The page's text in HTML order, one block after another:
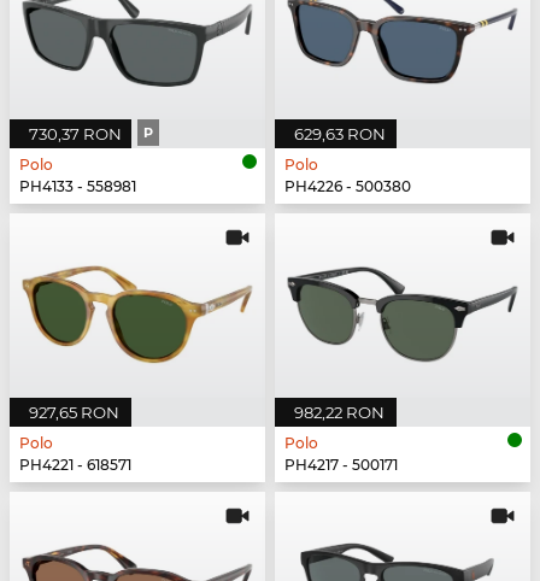
730,37 RON P
Polo
PH4133 - 558981
629,63 RON
Polo
PH4226 - 500380
927,65 RON
Polo
PH4221 - 618571
982,22 RON
Polo
PH4217 - 500171